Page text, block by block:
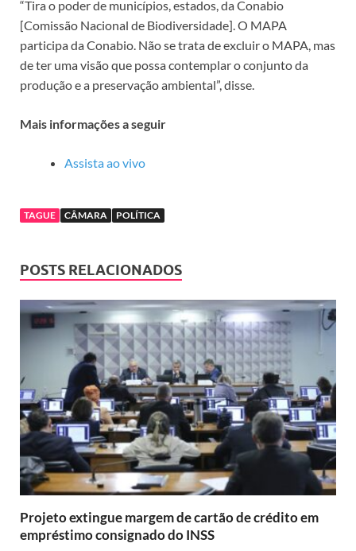
“Tira o poder de municípios, estados, da Conabio
[Comissão Nacional de Biodiversidade]. O MAPA
participa da Conabio. Não se trata de excluir o MAPA, mas
de ter uma visão que possa contemplar o conjunto da
produção e a preservação ambiental”, disse.
Mais informações a seguir
Assista ao vivo
TAGUE CÂMARA POLÍTICA
POSTS RELACIONADOS
Projeto extingue margem de cartão de crédito em
empréstimo consignado do INSS